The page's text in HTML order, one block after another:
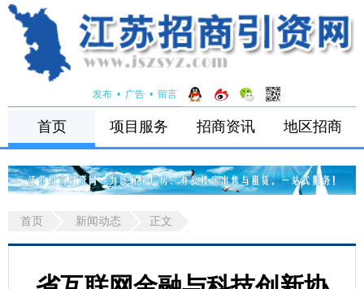
发布 • 广告 • 留言
首页 项目服务 招商资讯 地区招商
首页 新闻动态 正文